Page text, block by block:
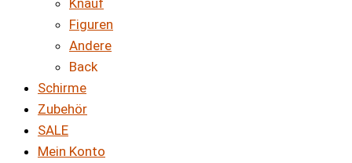
Figuren
Andere
Back
Schirme
Zubehör
SALE
Mein Konto